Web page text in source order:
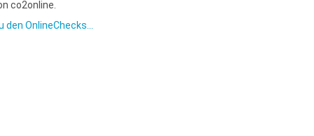
co2online.
den OnlineChecks...